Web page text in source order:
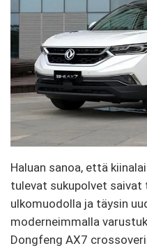
Haluan sanoa, että
tulevat sukupolvet saivat
ulkomuodolla ja täysin
moderneimmalla
Dongfeng AX7